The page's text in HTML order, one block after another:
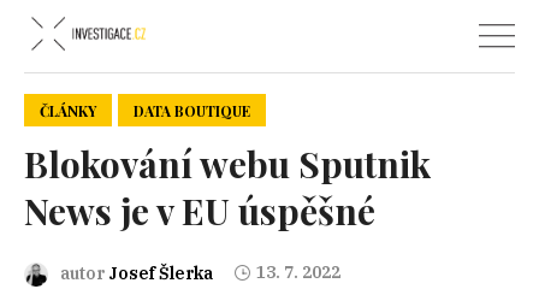
ČLÁNKY DATA BOUTIQUE
Blokování webu Sputnik
News je v EU úspěšné
autor Josef Šlerka 13. 7. 2022